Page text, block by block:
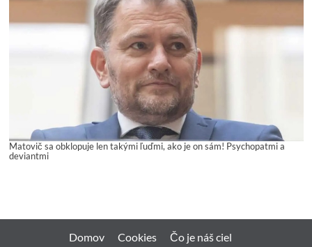
Matovič sa obklopuje len takými ľuďmi, ako je on sám! Psychopatmi a
deviantmi
Domov Cookies
Čo je náš ciel